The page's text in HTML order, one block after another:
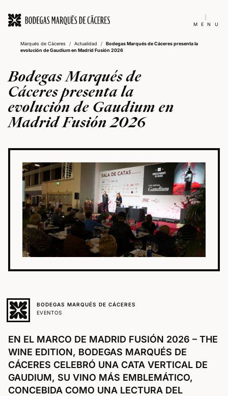
MENU
Marqués de Cáceres / Actualidad /
Bodegas Marqués de Cáceres presenta la
evolución de Gaudium en Madrid Fusión 2026
Bodegas Marqués de
Cáceres presenta la
evolución de Gaudium en
Madrid Fusión 2026
BODEGAS MARQUÉS DE CÁCERES
EVENTOS
EN EL MARCO DE MADRID FUSIÓN 2026 – THE
WINE EDITION, BODEGAS MARQUÉS DE
CÁCERES CELEBRÓ UNA CATA VERTICAL DE
GAUDIUM, SU VINO MÁS EMBLEMÁTICO,
CONCEBIDA COMO UNA LECTURA DEL